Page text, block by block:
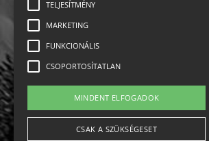
Impresszum-kapcsolat
Jogi nyilatkozat
Rólunk
TELJESÍTMÉNY
MARKETING
FUNKCIONÁLIS
CSOPORTOSÍTATLAN
MINDENT ELFOGADOK
CSAK A SZÜKSÉGESET